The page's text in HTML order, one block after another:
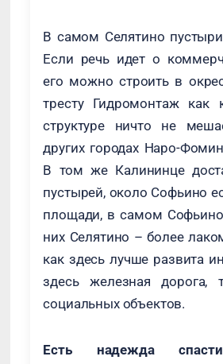
В самом Селятино
Если речь идет о
его можно строить в
тресту Гидромонтаж как
структуре ничто не
других городах Наро-
В том же Калининце
пустырей, около Софьино
площади, в самом
них Селятино – более
как здесь лучше развита
здесь железная дорога,
социальных объектов.
Есть надежда